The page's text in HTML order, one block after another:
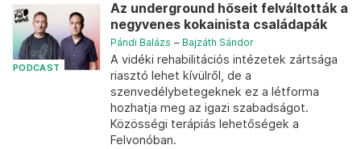
PODCAST
Az underground hőseit felváltották a
negyvenes kokainista családapák
Pándi Balázs – Bajzáth Sándor
A vidéki rehabilitációs intézetek zártsága
riasztó lehet kívülről, de a
szenvedélybetegeknek ez a létforma
hozhatja meg az igazi szabadságot.
Közösségi terápiás lehetőségek a
Felvonóban.